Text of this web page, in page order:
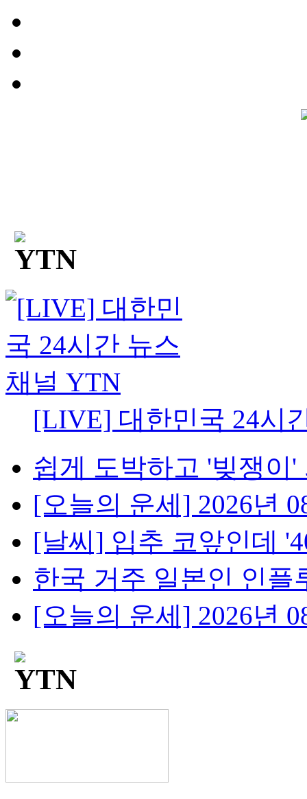
[LIVE] 대한민국 24시
쉽게 도박하고 '빚쟁이'
[오늘의 운세] 2026년
[날씨] 입추 코앞인데
한국 거주 일본인 인플
[오늘의 운세] 2026년